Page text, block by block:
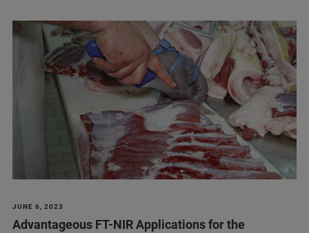
JUNE 6, 2023
Advantageous FT-NIR Applications for the